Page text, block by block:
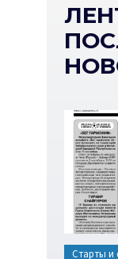
Старты